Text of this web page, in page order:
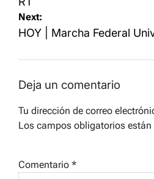
Next:
HOY | Marcha Federal
Deja un comentario
Tu dirección de correo
Los campos obligatorios
Comentario *